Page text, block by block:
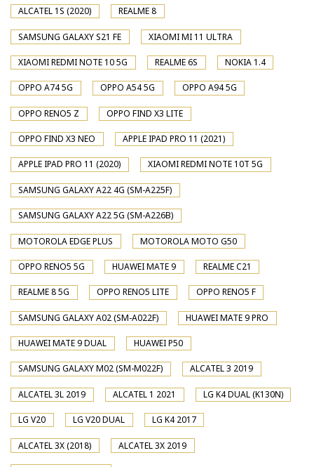
ALCATEL 1S (2020) REALME 8
SAMSUNG GALAXY S21 FE XIAOMI MI 11 ULTRA
XIAOMI REDMI NOTE 10 5G REALME 6S NOKIA 1.4
OPPO A74 5G OPPO A54 5G OPPO A94 5G
OPPO RENO5 Z OPPO FIND X3 LITE
OPPO FIND X3 NEO APPLE IPAD PRO 11 (2021)
APPLE IPAD PRO 11 (2020) XIAOMI REDMI NOTE 10T 5G
SAMSUNG GALAXY A22 4G (SM-A225F)
SAMSUNG GALAXY A22 5G (SM-A226B)
MOTOROLA EDGE PLUS MOTOROLA MOTO G50
OPPO RENO5 5G HUAWEI MATE 9 REALME C21
REALME 8 5G OPPO RENO5 LITE OPPO RENO5 F
SAMSUNG GALAXY A02 (SM-A022F) HUAWEI MATE 9 PRO
HUAWEI MATE 9 DUAL HUAWEI P50
SAMSUNG GALAXY M02 (SM-M022F) ALCATEL 3 2019
ALCATEL 3L 2019 ALCATEL 1 2021 LG K4 DUAL (K130N)
LG V20 LG V20 DUAL LG K4 2017
ALCATEL 3X (2018) ALCATEL 3X 2019